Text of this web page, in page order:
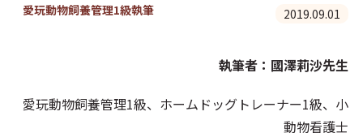
愛玩動物飼養管理1級執筆 2019.09.01
執筆者：國澤莉沙先生
愛玩動物飼養管理1級、ホームドッグトレーナー1級、小
動物看護士